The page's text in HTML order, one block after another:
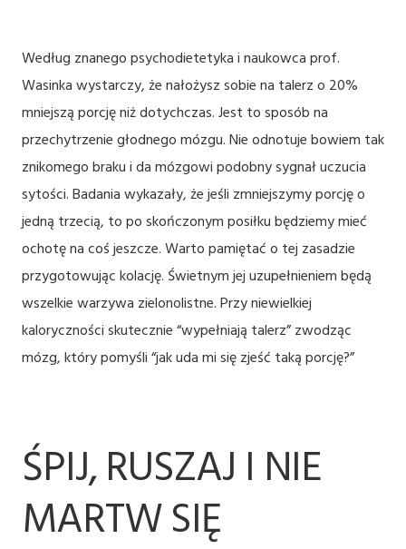
Według znanego psychodietetyka i naukowca prof.
Wasinka wystarczy, że nałożysz sobie na talerz o 20%
mniejszą porcję niż dotychczas. Jest to sposób na
przechytrzenie głodnego mózgu. Nie odnotuje bowiem tak
znikomego braku i da mózgowi podobny sygnał uczucia
sytości. Badania wykazały, że jeśli zmniejszymy porcję o
jedną trzecią, to po skończonym posiłku będziemy mieć
ochotę na coś jeszcze. Warto pamiętać o tej zasadzie
przygotowując kolację. Świetnym jej uzupełnieniem będą
wszelkie warzywa zielonolistne. Przy niewielkiej
kaloryczności skutecznie “wypełniają talerz” zwodząc
mózg, który pomyśli “jak uda mi się zjeść taką porcję?”
ŚPIJ, RUSZAJ I NIE
MARTW SIĘ